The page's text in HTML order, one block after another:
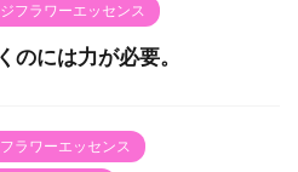
フラワーエッセンス
のには力が必要。
ラワーエッセンス